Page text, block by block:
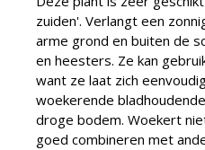
zuiden'. Verlangt een
arme grond en buiten de
en heesters. Ze kan
want ze laat zich
woekerende
droge bodem. Woekert
goed combineren met